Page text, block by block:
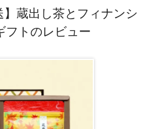
】蔵出し茶とフィナンシ
フトのレビュー